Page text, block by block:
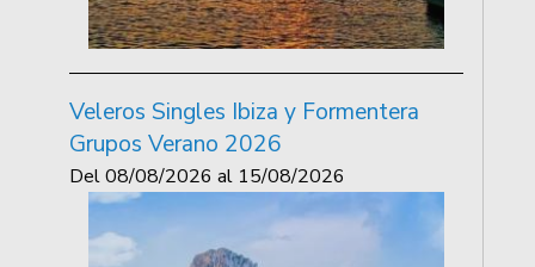
Veleros Singles Ibiza y Formentera
Grupos Verano 2026
Del08/08/2026 al 15/08/2026